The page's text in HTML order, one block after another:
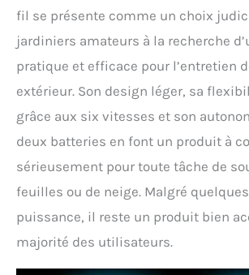
fil se présente comme un choix
jardiniers amateurs à la recherche
pratique et efficace pour l’entretien
extérieur. Son design léger, sa
grâce aux six vitesses et son
deux batteries en font un produit à
sérieusement pour toute tâche de
feuilles ou de neige. Malgré
puissance, il reste un produit bien
majorité des utilisateurs.